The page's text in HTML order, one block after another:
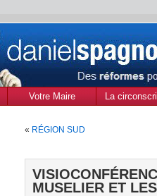
Votre Maire
La
« RÉGION SUD
MUSELIER ET